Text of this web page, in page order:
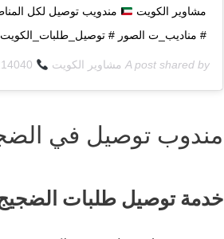
مشاوير الكويت مندويب توصيل لكل
# مناديب_ت الصور #
A post shared by مشاوير الكويت
مندوب توصيل في
خدمة توصيل طلبات